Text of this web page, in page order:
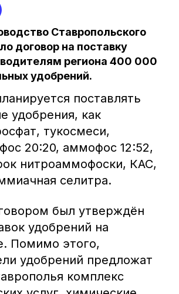
Ставропольского
договор на поставку
региона 400 000
удобрений.
поставлять
удобрения, как
тукосмеси,
20:20, аммофос 12:52,
нитроаммофоски, КАС,
селитра.
был утверждён
удобрений на
Помимо этого,
удобрений предложат
комплекс